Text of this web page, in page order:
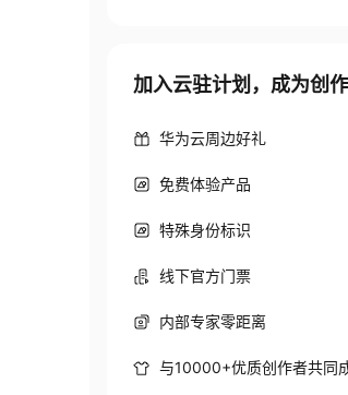
加入云驻计划，成为创
华为云周边好礼
免费体验产品
特殊身份标识
线下官方门票
内部专家零距离
与10000+优质创作者共同